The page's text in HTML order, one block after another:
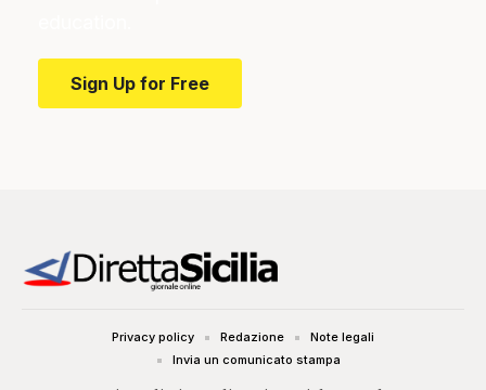
Sign Up for Free
Privacy policy Redazione
Note legali
Invia un comunicato stampa